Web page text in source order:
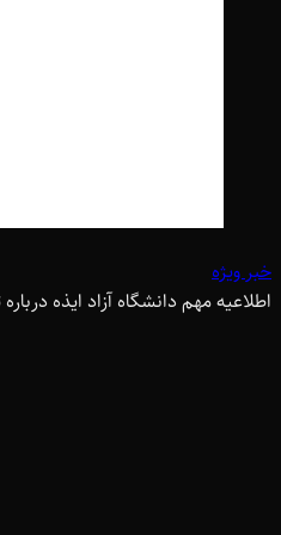
خبر ویژه
اطلاعیه مهم دانشگاه آزاد ایذه